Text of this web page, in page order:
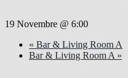
19 Novembre @ 6:00
« Bar & Living Room A
Bar & Living Room A »